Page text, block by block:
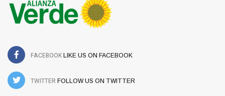
FACEBOOK LIKE US ON FACEBOOK
TWITTER FOLLOW US ON TWITTER